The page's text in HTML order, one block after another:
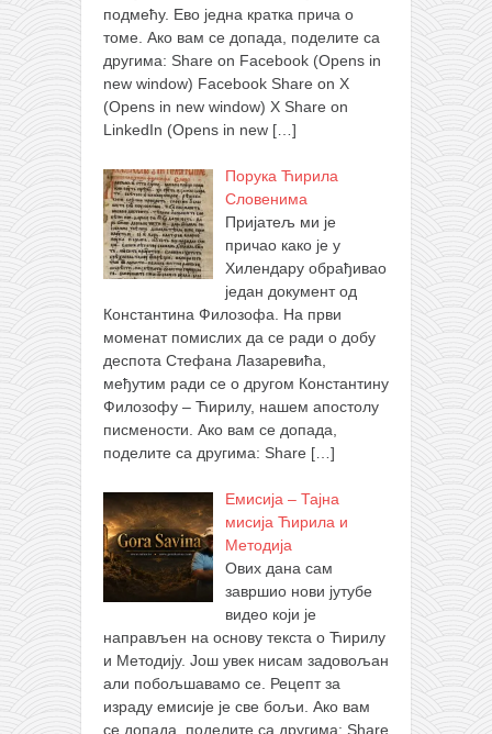
подмећу. Ево једна кратка прича о
томе. Ако вам се допада, поделите са
другима: Share on Facebook (Opens in
new window) Facebook Share on X
(Opens in new window) X Share on
LinkedIn (Opens in new […]
Порука Ћирила
Словенима
Пријатељ ми је
причао како је у
Хилендару обрађивао
један документ од
Константина Филозофа. На први
моменат помислих да се ради о добу
деспота Стефана Лазаревића,
међутим ради се о другом Константину
Филозофу – Ћирилу, нашем апостолу
писмености. Ако вам се допада,
поделите са другима: Share […]
Емисија – Тајна
мисија Ћирила и
Методија
Ових дана сам
завршио нови јутубе
видео који је
направљен на основу текста о Ћирилу
и Методију. Још увек нисам задовољан
али побољшавамо се. Рецепт за
израду емисије је све бољи. Ако вам
се допада, поделите са другима: Share